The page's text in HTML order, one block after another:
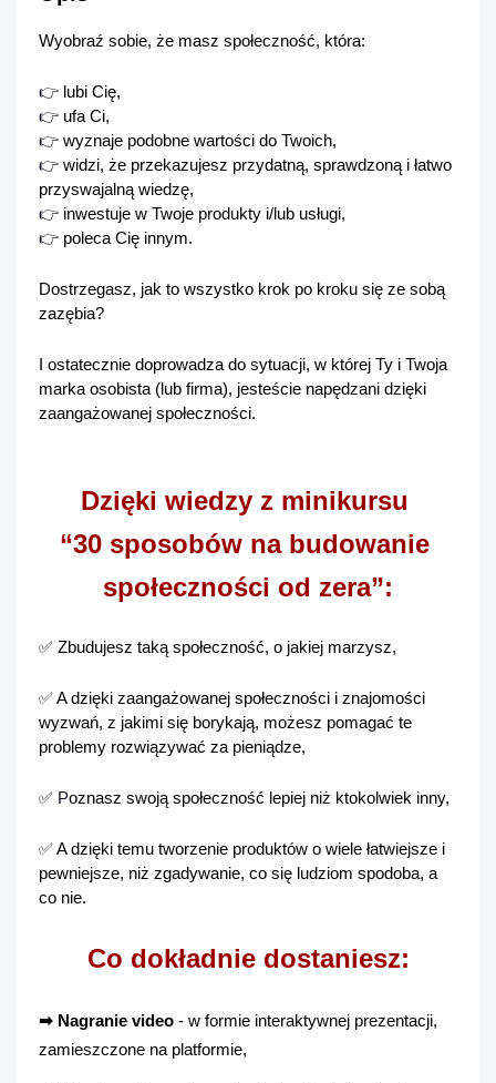
Wyobraź sobie, że masz społeczność, która:
👉 lubi Cię,
👉 ufa Ci,
👉 wyznaje podobne wartości do Twoich,
👉 widzi, że przekazujesz przydatną, sprawdzoną i łatwo
przyswajalną wiedzę,
👉 inwestuje w Twoje produkty i/lub usługi,
👉 poleca Cię innym.
Dostrzegasz, jak to wszystko krok po kroku się ze sobą
zazębia?
I ostatecznie doprowadza do sytuacji, w której Ty i Twoja
marka osobista (lub firma), jesteście napędzani dzięki
zaangażowanej społeczności.
Dzięki wiedzy z minikursu
“30 sposobów na budowanie
społeczności od zera”:
✅ Zbudujesz taką społeczność, o jakiej marzysz,
✅ A dzięki zaangażowanej społeczności i znajomości
wyzwań, z jakimi się borykają, możesz pomagać te
problemy rozwiązywać za pieniądze,
✅ Poznasz swoją społeczność lepiej niż ktokolwiek inny,
✅ A dzięki temu tworzenie produktów o wiele łatwiejsze i
pewniejsze, niż zgadywanie, co się ludziom spodoba, a
co nie.
Co dokładnie dostaniesz:
➡ Nagranie video - w formie interaktywnej prezentacji,
zamieszczone na platformie,